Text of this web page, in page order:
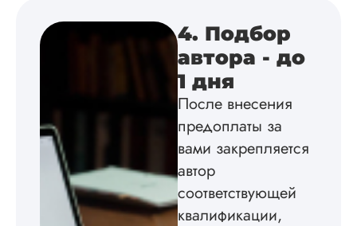
сдачи,
оформили в
соответствии с
Взаимодействие с
подробно
по всем вопросам.
Благодарен.
Инна
4. Подбор
автора - до
1 дня
После внесения
предоплаты за
вами закрепляется
автор
соответствующей
квалификации,